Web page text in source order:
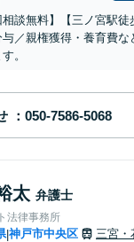
相談無料】【三ノ宮駅
与／親権獲得・養育費
。
太 弁護士
法律事務所
|神戸市中央区 三宮・